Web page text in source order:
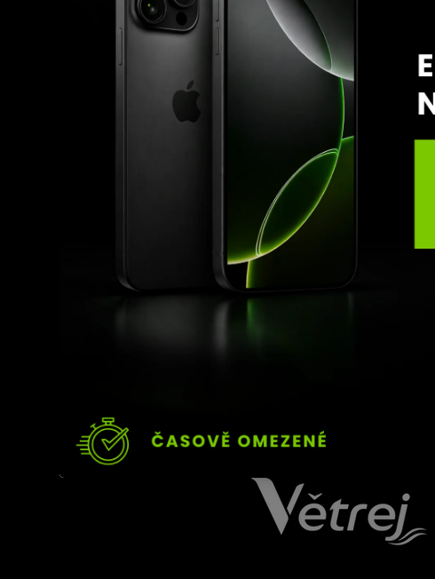
Generální partner: